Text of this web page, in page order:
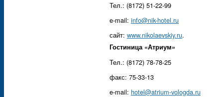
Тел.: (8172) 51-22-99
e-mail: info@nik-hotel.ru
сайт: www.nikolaevskiy.ru.
Гостиница «Атриум»
Тел.: (8172) 78-78-25
факс: 75-33-13
e-mail: hotel@atrium-vologda.ru